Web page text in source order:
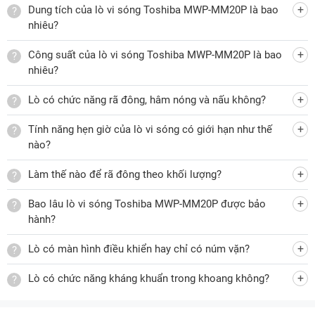
Lò vi sóng ToshibaMM20P MWP có 3 chức năng cơ bản
giống như nhiều mẫu lò vi sóng thông thường khác gồm: Rã
đông, hâm nóng, nấu. Trong đó:
Chức năng nấu:
Bạn có thể nấu một số món ăn đơn giản
Thông thường để nấu ăn nhanh, hiệu quả, bạn nên chọn
công suất lò về mức trung bình cao hoặc cao.
Chức năng hâm nóng: Thời gian hâm nóng món ăn sẽ
mức độ hâm nóng mong muốn, bạn có thể chỉnh mức
công suất phù hợp.
Chức năng rã đông:Với chiếc lò vi sóng này, bạn có thể
người dùng đã có nhiều kinh nghiệm rã đông, có thể ước
lượng thời gian phù hợp cho từng loại thực phẩm đông
lạnh. Ngoài ra, bạn có thể rã đông theo khối lượng từ
Dung tích của lò vi sóng Toshiba MWP-MM20P là bao
nhiêu?
Công suất của lò vi sóng Toshiba MWP-MM20P là bao
nhiêu?
Lò có chức năng rã đông, hâm nóng và nấu không?
Tính năng hẹn giờ của lò vi sóng có giới hạn như thế
nào?
Làm thế nào để rã đông theo khối lượng?
Bao lâu lò vi sóng Toshiba MWP-MM20P được bảo
hành?
Lò có màn hình điều khiển hay chỉ có núm vặn?
Lò có chức năng kháng khuẩn trong khoang không?